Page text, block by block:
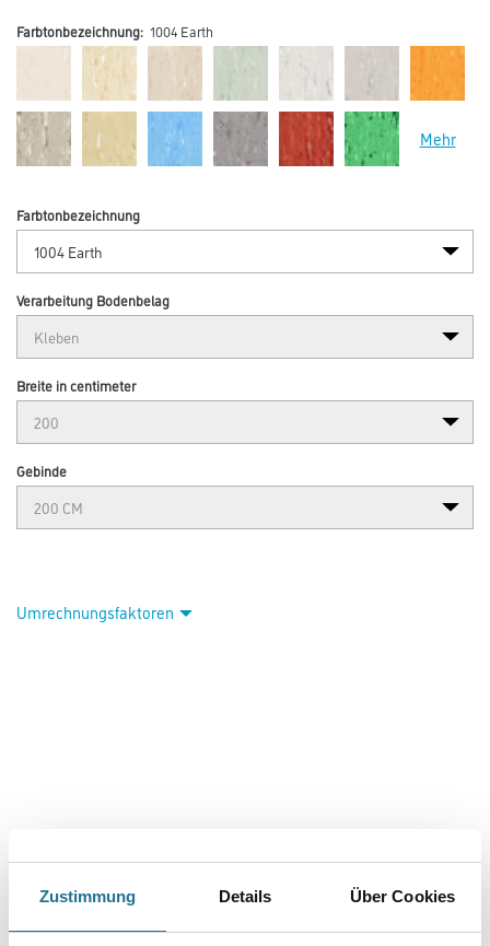
Zustimmung Details Über Cookies
Farbtonbezeichnung: 1004 Earth
Mehr
Farbtonbezeichnung
Verarbeitung Bodenbelag
Breite in centimeter
Gebinde
Umrechnungsfaktoren
VIELLEICHT GEFÄLLT IHNEN AUCH...